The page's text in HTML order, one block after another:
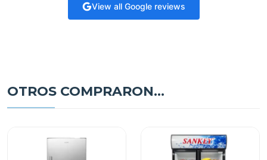
View all Google reviews
OTROS COMPRARON...